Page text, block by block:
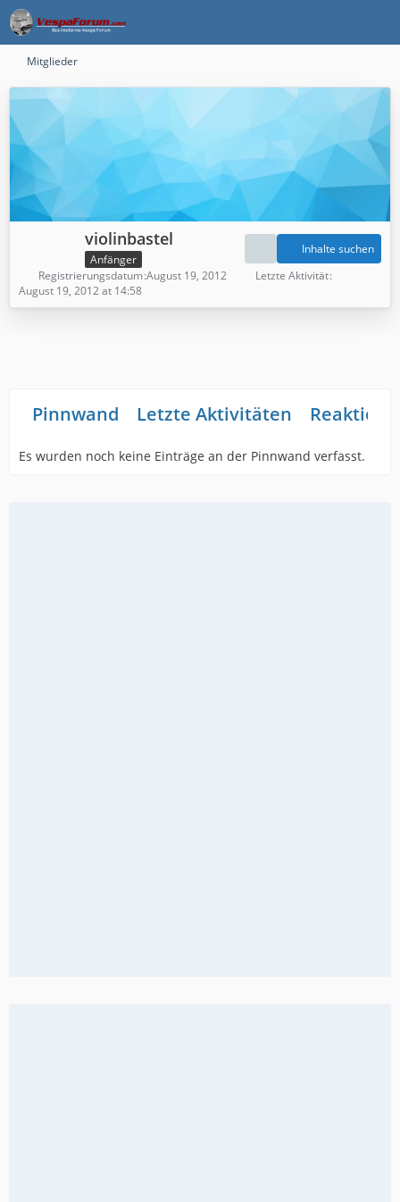
Mitglieder
violinbastel
Anfänger
Inhalte suchen
Registrierungsdatum August 19, 2012
Letzte Aktivität
August 19, 2012 at 14:58
Pinnwand Letzte Aktivitäten
Es wurden noch keine Einträge an der Pinnwand verfasst.